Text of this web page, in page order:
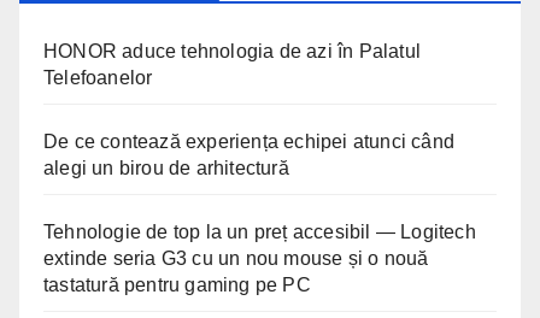
HONOR aduce tehnologia de azi în Palatul
Telefoanelor
De ce contează experiența echipei atunci când
alegi un birou de arhitectură
Tehnologie de top la un preț accesibil — Logitech
extinde seria G3 cu un nou mouse și o nouă
tastatură pentru gaming pe PC